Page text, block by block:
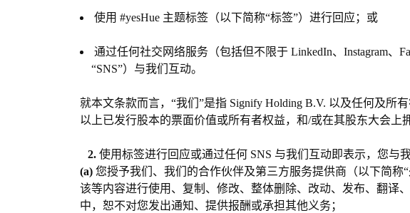
使用 #yesHue 主题标签（以下简称“标签”）进行回应；或
通过任何社交网络服务（包括但不限于 LinkedIn、Instagram、
“SNS”）与我们互动。
就本文条款而言，“我们”是指 Signify Holding B.V. 以及任何及所
以上已发行股本的票面价值或所有者权益，和/或在其股东大会上
2. 使用标签进行回应或通过任何 SNS 与我们互动即表示，您与
(a) 您授予我们、我们的合作伙伴及第三方服务提供商（以下简称“
该等内容进行使用、复制、修改、整体删除、改动、发布、翻译
中，恕不对您发出通知、提供报酬或承担其他义务；